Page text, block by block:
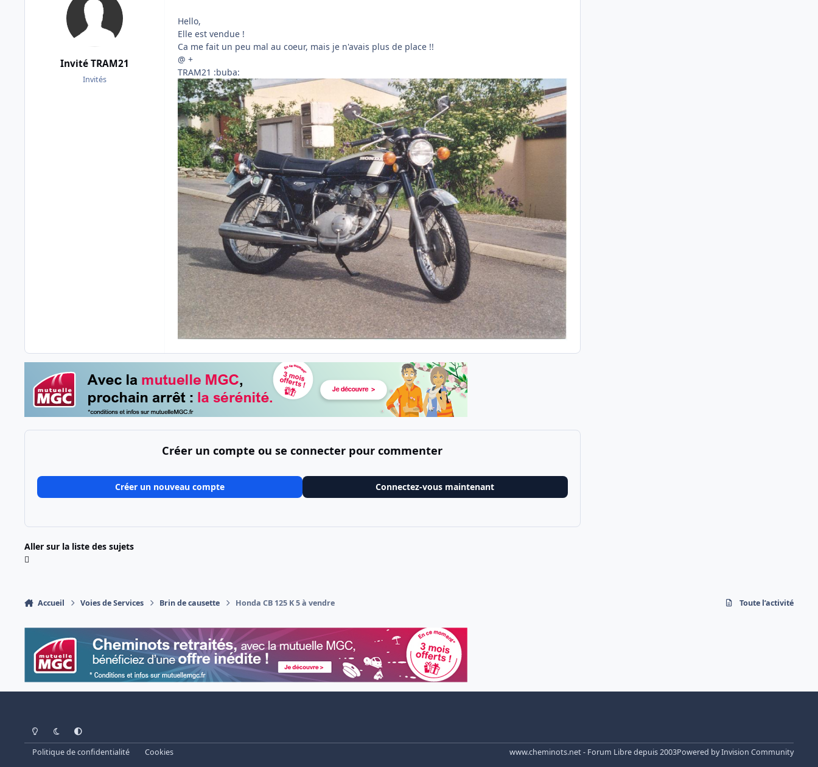
Invité TRAM21
Invités
Hello,
Elle est vendue !
Ca me fait un peu mal au coeur, mais je n'avais plus de place !!
@ +
TRAM21 :buba:
Créer un compte ou se connecter pour commenter
Créer un nouveau compte Connectez-vous maintenant
Aller sur la liste des sujets
Accueil Voies de Services Brin de causette Honda CB 125 K 5 à vendre Toute l’activité
Light ModeDark ModeSystem Preference
Politique de confidentialité Cookies www.cheminots.net - Forum Libre depuis 2003Powered byInvision Community